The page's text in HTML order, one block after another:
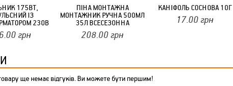
КОТИКИ (20ШТ/УП) ОФФ 82 ПАННОЧКА
175ВТ,
ІЗ
230В
грн
ПІНА МОНТАЖНА
МОНТАЖНИК РУЧНА 500МЛ
35Л ВСЕСЕЗОННА
208.00 грн
КАНІФОЛЬ СОСНОВА 10Г
17.00 грн
ще немає відгуків. Ви можете бути першим!